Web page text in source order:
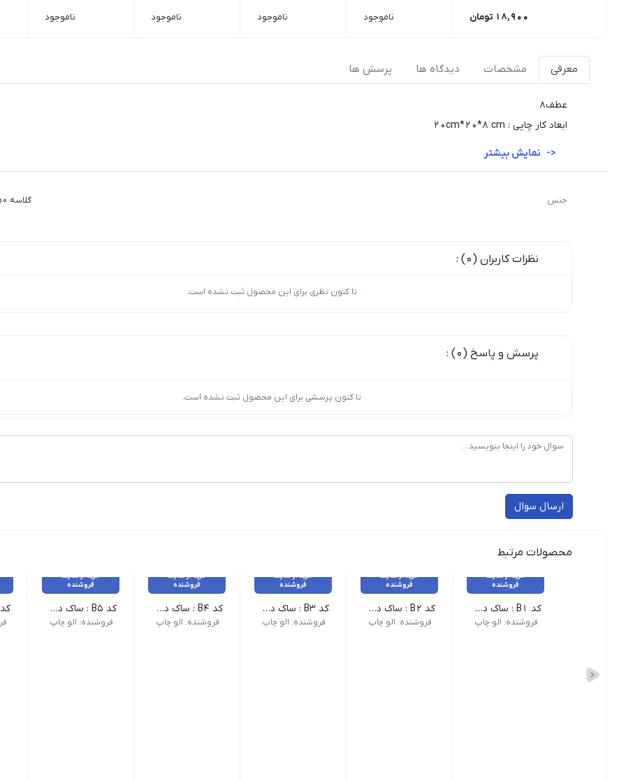
18,900 تومان ناموجود ناموجود ناموجود ناموجود
معرفی مشخصات دیدگاه ها پرسش ها
عطف8
ابعاد کار چاپی : 20cm*20*8 cm
جنس گلاسه 250 گرم
نظرات کاربران (0) :
تا کنون نظری برای این محصول ثبت نشده است.
پرسش و پاسخ (0) :
تا کنون پرسشی برای این محصول ثبت نشده است.
ارسال سوال
محصولات مرتبط
خرید از سایت
فروشنده
کد B1 : ساک دستی _ 25 عدد
فروشنده: الو چاپ
خرید از سایت
فروشنده
کد B2 : ساک دستی _ 25 عدد
فروشنده: الو چاپ
خرید از سایت
فروشنده
کد B3 : ساک دستی _ 25 عدد
فروشنده: الو چاپ
خرید از سایت
فروشنده
کد B4 : ساک دستی _ 25 عدد
فروشنده: الو چاپ
خرید از سایت
فروشنده
کد B5 : ساک دستی _ 25 عدد
فروشنده: الو چاپ